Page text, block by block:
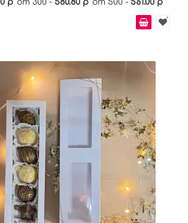
р от 300 - 580.80 р от 500 - 561.00 р